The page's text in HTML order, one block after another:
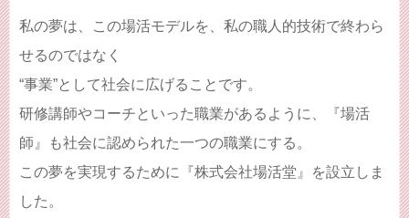
私の夢は、この場活モデルを、私の職人的技術で終わら
せるのではなく
“事業”として社会に広げることです。
研修講師やコーチといった職業があるように、『場活
師』も社会に認められた一つの職業にする。
この夢を実現するために『株式会社場活堂』を設立しま
した。